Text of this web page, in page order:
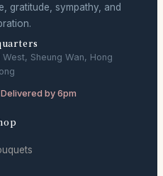
gratitude, sympathy, and
Sheung Wan, Hong
by 6pm